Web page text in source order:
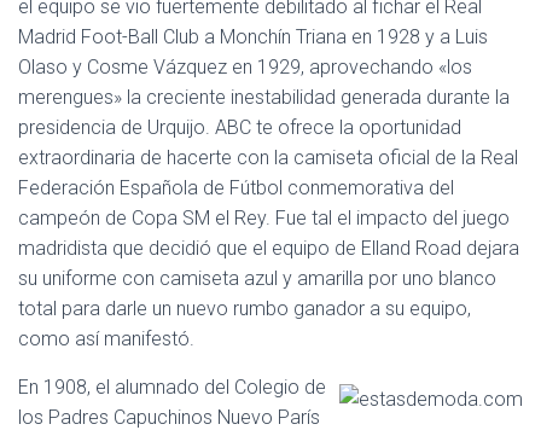
el equipo se vio fuertemente debilitado al fichar el Real
Madrid Foot-Ball Club a Monchín Triana en 1928 y a Luis
Olaso y Cosme Vázquez en 1929, aprovechando «los
merengues» la creciente inestabilidad generada durante la
presidencia de Urquijo. ABC te ofrece la oportunidad
extraordinaria de hacerte con la camiseta oficial de la Real
Federación Española de Fútbol conmemorativa del
campeón de Copa SM el Rey. Fue tal el impacto del juego
madridista que decidió que el equipo de Elland Road dejara
su uniforme con camiseta azul y amarilla por uno blanco
total para darle un nuevo rumbo ganador a su equipo,
como así manifestó.
En 1908, el alumnado del Colegio de
los Padres Capuchinos Nuevo París